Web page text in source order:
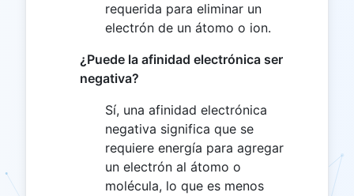
requerida para eliminar un
electrón de un átomo o ion.
¿Puede la afinidad electrónica ser
negativa?
Sí, una afinidad electrónica
negativa significa que se
requiere energía para agregar
un electrón al átomo o
molécula, lo que es menos